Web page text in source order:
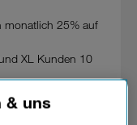
monatlich 25% auf
XL Kunden 10
0 Euro.
& uns